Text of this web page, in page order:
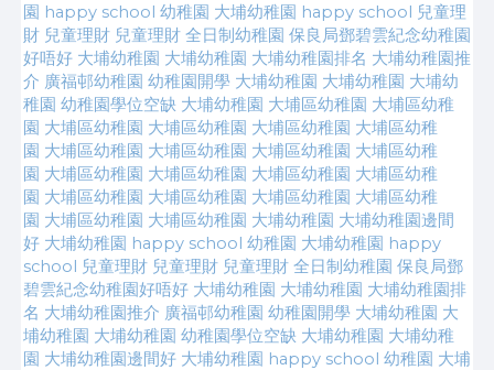
園 happy school 幼稚園 大埔幼稚園 happy school 兒童理
財 兒童理財 兒童理財 全日制幼稚園 保良局鄧碧雲紀念幼稚園
好唔好 大埔幼稚園 大埔幼稚園 大埔幼稚園排名 大埔幼稚園推
介 廣福邨幼稚園 幼稚園開學 大埔幼稚園 大埔幼稚園 大埔幼
稚園 幼稚園學位空缺 大埔幼稚園 大埔區幼稚園 大埔區幼稚
園 大埔區幼稚園 大埔區幼稚園 大埔區幼稚園 大埔區幼稚
園 大埔區幼稚園 大埔區幼稚園 大埔區幼稚園 大埔區幼稚
園 大埔區幼稚園 大埔區幼稚園 大埔區幼稚園 大埔區幼稚
園 大埔區幼稚園 大埔區幼稚園 大埔區幼稚園 大埔區幼稚
園 大埔區幼稚園 大埔區幼稚園 大埔幼稚園 大埔幼稚園邊間
好 大埔幼稚園 happy school 幼稚園 大埔幼稚園 happy
school 兒童理財 兒童理財 兒童理財 全日制幼稚園 保良局鄧
碧雲紀念幼稚園好唔好 大埔幼稚園 大埔幼稚園 大埔幼稚園排
名 大埔幼稚園推介 廣福邨幼稚園 幼稚園開學 大埔幼稚園 大
埔幼稚園 大埔幼稚園 幼稚園學位空缺 大埔幼稚園 大埔幼稚
園 大埔幼稚園邊間好 大埔幼稚園 happy school 幼稚園 大埔